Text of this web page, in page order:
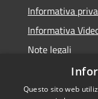
Informativa
Informativa
Note legali
Dichiarazione di
Questo sito web